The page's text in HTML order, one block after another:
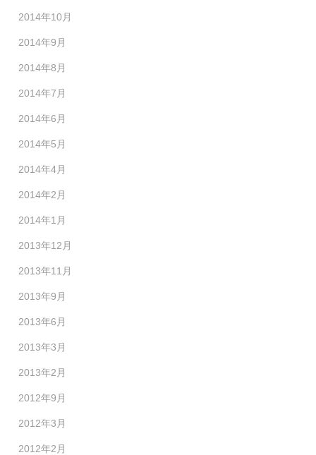
2014年10月
2014年9月
2014年8月
2014年7月
2014年6月
2014年5月
2014年4月
2014年2月
2014年1月
2013年12月
2013年11月
2013年9月
2013年6月
2013年3月
2013年2月
2012年9月
2012年3月
2012年2月